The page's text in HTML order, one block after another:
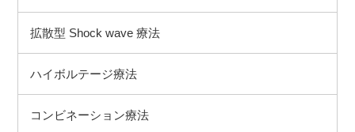
拡散型 Shock wave 療法
ハイボルテージ療法
コンビネーション療法